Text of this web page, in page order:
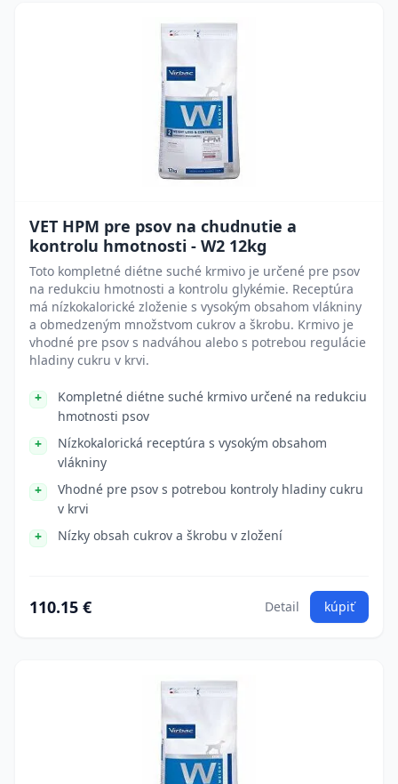
VET HPM pre psov na chudnutie a
kontrolu hmotnosti - W2 12kg
Toto kompletné diétne suché krmivo je určené pre psov
na redukciu hmotnosti a kontrolu glykémie. Receptúra
má nízkokalorické zloženie s vysokým obsahom vlákniny
a obmedzeným množstvom cukrov a škrobu. Krmivo je
vhodné pre psov s nadváhou alebo s potrebou regulácie
hladiny cukru v krvi.
Kompletné diétne suché krmivo určené na redukciu
hmotnosti psov
Nízkokalorická receptúra s vysokým obsahom
vlákniny
Vhodné pre psov s potrebou kontroly hladiny cukru
v krvi
Nízky obsah cukrov a škrobu v zložení
110.15 € Detail kúpiť